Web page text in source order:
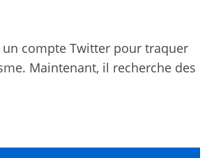
un compte Twitter pour traquer
Maintenant, il recherche des